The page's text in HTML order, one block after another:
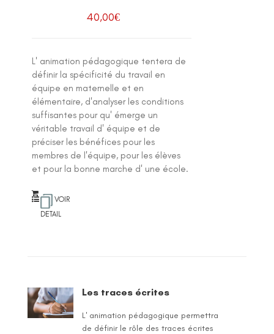
40,00€
L' animation pédagogique tentera de
définir la spécificité du travail en
équipe en maternelle et en
élémentaire, d'analyser les conditions
suffisantes pour qu' émerge un
véritable travail d' équipe et de
préciser les bénéfices pour les
membres de l'équipe, pour les élèves
et pour la bonne marche d' une école.
VOIR
DETAIL
Les traces écrites
L' animation pédagogique permettra
de définir le rôle des traces écrites